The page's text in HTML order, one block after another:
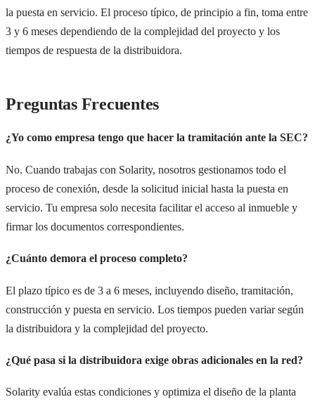
la puesta en servicio. El proceso típico, de principio a fin, toma entre
3 y 6 meses dependiendo de la complejidad del proyecto y los
tiempos de respuesta de la distribuidora.
Preguntas Frecuentes
¿Yo como empresa tengo que hacer la tramitación ante la SEC?
No. Cuando trabajas con Solarity, nosotros gestionamos todo el
proceso de conexión, desde la solicitud inicial hasta la puesta en
servicio. Tu empresa solo necesita facilitar el acceso al inmueble y
firmar los documentos correspondientes.
¿Cuánto demora el proceso completo?
El plazo típico es de 3 a 6 meses, incluyendo diseño, tramitación,
construcción y puesta en servicio. Los tiempos pueden variar según
la distribuidora y la complejidad del proyecto.
¿Qué pasa si la distribuidora exige obras adicionales en la red?
Solarity evalúa estas condiciones y optimiza el diseño de la planta